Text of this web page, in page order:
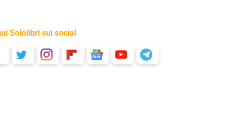
Sololibri sui social